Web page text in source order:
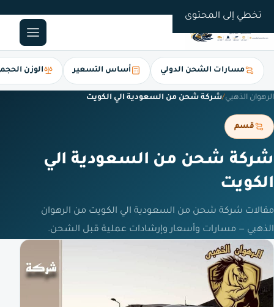
تخطي إلى المحتوى
مسارات الشحن الدولي أساس التسعير الوزن
الرهوان الذهبي/شركة شحن من السعودية الي الكويت
قسم
شركة شحن من السعودية الي
الكويت
مقالات شركة شحن من السعودية الي الكويت من الرهوان
الذهبي — مسارات وأسعار وإرشادات عملية قبل الشحن.